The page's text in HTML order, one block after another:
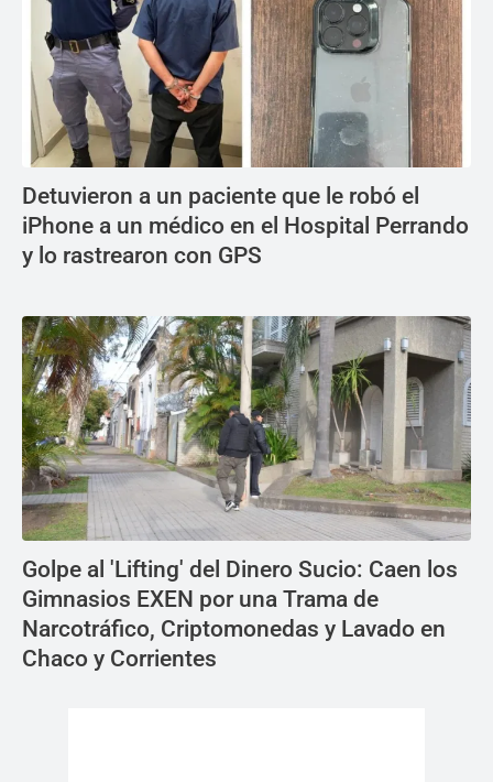
Detuvieron a un paciente que le robó el
iPhone a un médico en el Hospital Perrando
y lo rastrearon con GPS
Golpe al 'Lifting' del Dinero Sucio: Caen los
Gimnasios EXEN por una Trama de
Narcotráfico, Criptomonedas y Lavado en
Chaco y Corrientes